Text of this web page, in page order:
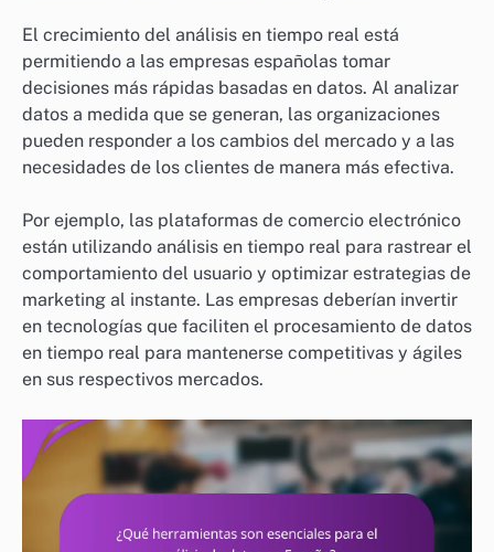
El crecimiento del análisis en tiempo real está
permitiendo a las empresas españolas tomar
decisiones más rápidas basadas en datos. Al analizar
datos a medida que se generan, las organizaciones
pueden responder a los cambios del mercado y a las
necesidades de los clientes de manera más efectiva.
Por ejemplo, las plataformas de comercio electrónico
están utilizando análisis en tiempo real para rastrear el
comportamiento del usuario y optimizar estrategias de
marketing al instante. Las empresas deberían invertir
en tecnologías que faciliten el procesamiento de datos
en tiempo real para mantenerse competitivas y ágiles
en sus respectivos mercados.